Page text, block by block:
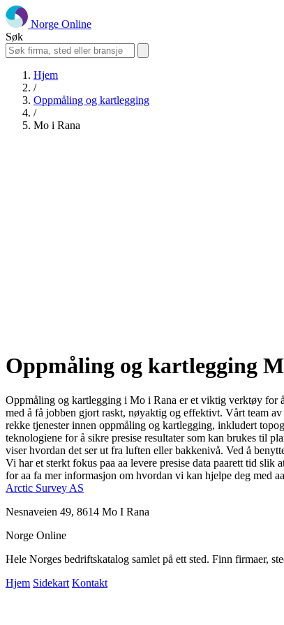
Norge Online
Søk
Hjem
/
Oppmåling og kartlegging
/
Mo i Rana
Oppmåling og kartlegging
Oppmåling og kartlegging i Mo i Rana er et viktig verktøy for
med å få jobben gjort raskt, nøyaktig og effektivt. Vårt team
rekke tjenester innen oppmåling og kartlegging, inkludert
teknologiene for å sikre presise resultater som kan brukes til
viser hvordan det ser ut fra luften eller bakkenivå. Ved å
Vi har et sterkt fokus paa aa levere presise data paarett tid
for aa fa mer informasjon om hvordan vi kan hjelpe deg med
Arctic Survey AS
Nesnaveien 49, 8614 Mo I Rana
Norge Online
Hele Norges bedriftskatalog samlet på ett sted. Finn firmaer,
Hjem Sidekart Kontakt